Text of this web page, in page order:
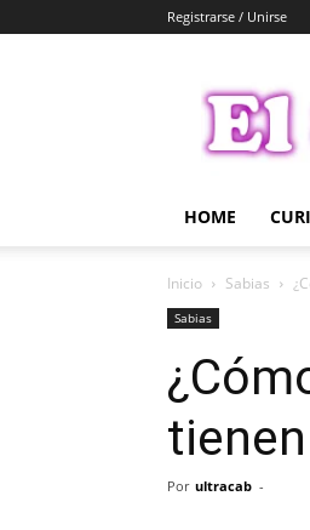
Registrarse / Unirse
HOME
Inicio Sabias
Sabias
Por ultracab -